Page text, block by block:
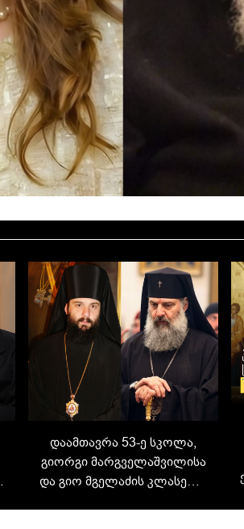
დაამთავრა 53-ე სკოლა,
გიორგი მარგველაშვილისა
და გიო მგელაძის კლასელი